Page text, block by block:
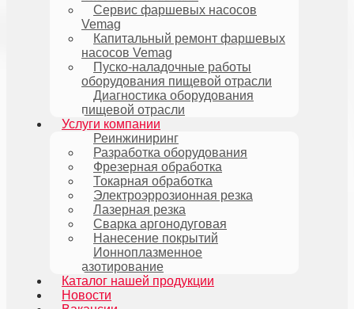
Сервис фаршевых насосов
Vemag
Капитальный ремонт фаршевых
насосов Vemag
Пуско-наладочные работы
оборудования пищевой отрасли
Диагностика оборудования
пищевой отрасли
Услуги компании
Реинжиниринг
Разработка оборудования
Фрезерная обработка
Токарная обработка
Электроэррозионная резка
Лазерная резка
Сварка аргонодуговая
Нанесение покрытий
Ионноплазменное
азотирование
Каталог нашей продукции
Новости